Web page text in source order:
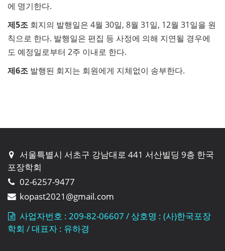
에 명기한다.
제5조 회지의 발행일은 4월 30일, 8월 31일, 12월 31일을 원
칙으로 한다. 발행일은 편집 등 사정에 의해 지연될 경우에
도 예정일로부터 2주 이내로 한다.
제6조 발행된 회지는 회원에게 지체없이 송부한다.
서울특별시 서초구 강남대로 441 서산빌딩 9층 한국
포장학회
02-6257-9477
kopast2021@gmail.com
사업자번호 : 209-82-06607 / 상호명 : (사)한국포장
학회 / 대표자 : 유하경